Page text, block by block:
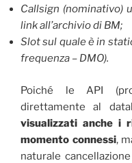
Callsign (nominativo)
link all’archivio di BM;
Slot sul quale è in
frequenza – DMO).
Poiché le API
direttamente al
visualizzati anche i
momento connessi,
naturale